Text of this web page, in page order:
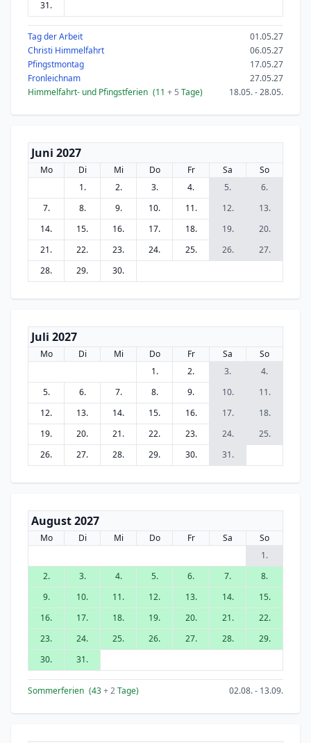
31.
Tag der Arbeit
01.05.27
Christi Himmelfahrt
06.05.27
Pfingstmontag
17.05.27
Fronleichnam
27.05.27
Himmelfahrt- und Pfingstferien (11 + 5 Tage) 18.05. - 28.05.
Juni 2027
Mo Di Mi Do Fr Sa
So
1.
2. 3. 4. 5.
6.
7.
8. 9. 10. 11. 12.
13.
14.
15. 16. 17. 18. 19.
20.
21.
22. 23. 24. 25. 26.
27.
28.
29. 30.
Juli 2027
Mo Di Mi Do Fr Sa
So
1.
2. 3.
4.
5.
6. 7. 8. 9. 10.
11.
12.
13. 14. 15. 16. 17.
18.
19.
20. 21. 22. 23. 24.
25.
26.
27. 28. 29. 30. 31.
August 2027
Mo Di Mi Do Fr Sa
So
1.
2.
3. 4. 5. 6. 7.
8.
9.
10. 11. 12. 13. 14.
15.
16.
17. 18. 19. 20. 21.
22.
23.
24. 25. 26. 27. 28.
29.
30.
31.
Sommerferien (43+ 2Tage) 02.08. - 13.09.